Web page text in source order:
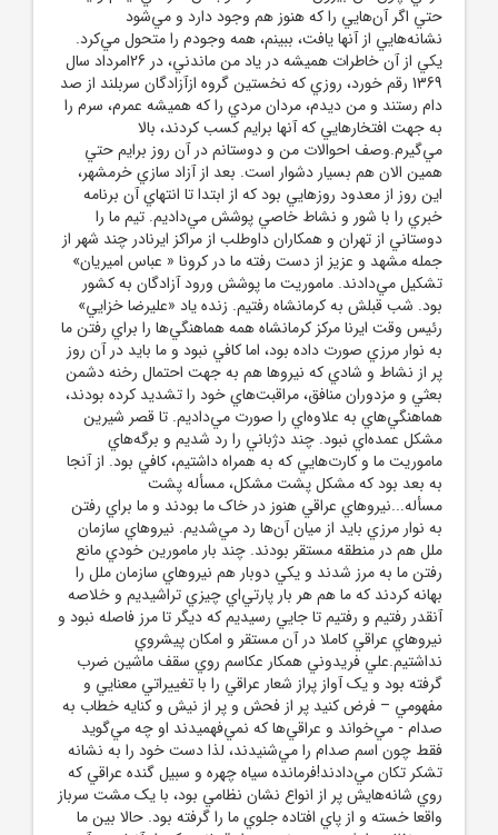
حتي اگر آن‌هايي را که هنوز هم وجود دارد و مي‌شود
نشانه‌هايي از آنها يافت، ببينم، همه وجودم را متحول مي‌کرد.
يکي از آن خاطرات هميشه در ياد من ماندني، در 26امرداد سال
1369 رقم خورد، روزي که نخستين گروه ازآزادگان سربلند از صد
دام رستند و من ديدم، مردان مردي را که هميشه عمرم، سرم را
به جهت افتخارهايي که آنها برايم کسب کردند، بالا
مي‌گيرم.وصف احوالات من و دوستانم در آن روز برايم حتي
همين الان هم بسيار دشوار است. بعد از آزاد سازي خرمشهر،
اين روز از معدود روزهايي بود که از ابتدا تا انتهاي آن برنامه
خبري را با شور و نشاط خاصي پوشش مي‌داديم. تيم ما را
دوستاني از تهران و همکاران داوطلب از مراکز ايرنادر چند شهر از
جمله مشهد و عزيز از دست رفته ما در کرونا « عباس اميريان»
تشکيل مي‌دادند. ماموريت ما پوشش ورود آزادگان به کشور
بود. شب قبلش به کرمانشاه رفتيم. زنده ياد «عليرضا خزايي»
رئيس وقت ايرنا مرکز کرمانشاه همه هماهنگي‌ها را براي رفتن ما
به نوار مرزي صورت داده بود، اما کافي نبود و ما بايد در آن روز
پر از نشاط و شادي که نيروها هم به جهت احتمال رخنه دشمن
بعثي و مزدوران منافق، مراقبت‌هاي خود را تشديد کرده بودند،
هماهنگي‌هاي به علاوه‌اي را صورت مي‌داديم. تا قصر شيرين
مشکل عمده‌اي نبود. چند دژباني را رد شديم و برگه‌هاي
ماموريت ما و کارت‌هايي که به همراه داشتيم، کافي بود. از آنجا
به بعد بود که مشکل پشت مشکل، مسأله پشت
مسأله...نيروهاي عراقي هنوز در خاک ما بودند و ما براي رفتن
به نوار مرزي بايد از ميان آن‌ها رد مي‌شديم. نيروهاي سازمان
ملل هم در منطقه مستقر بودند. چند بار مامورين خودي مانع
رفتن ما به مرز شدند و يکي دوبار هم نيروهاي سازمان ملل را
بهانه کردند که ما هم هر بار پارتي‌اي چيزي تراشيديم و خلاصه
آنقدر رفتيم و رفتيم تا جايي رسيديم که ديگر تا مرز فاصله نبود و
نيروهاي عراقي کاملا در آن مستقر و امکان پيشروي
نداشتيم.علي فريدوني همکار عکاسم روي سقف ماشين ضرب
گرفته بود و يک آواز پراز شعار عراقي را با تغييراتي معنايي و
مفهومي – فرض کنيد پر از فحش و پر از نيش و کنايه خطاب به
صدام - مي‌خواند و عراقي‌ها که نمي‌فهميدند او چه مي‌گويد
فقط چون اسم صدام را مي‌شنيدند، لذا دست خود را به نشانه
تشکر تکان مي‌دادند!فرمانده سياه چهره و سبيل گنده عراقي که
روي شانه‌هايش پر از انواع نشان نظامي بود، با يک مشت سرباز
واقعا خسته و از پاي افتاده جلوي ما را گرفته بود. حالا بين ما